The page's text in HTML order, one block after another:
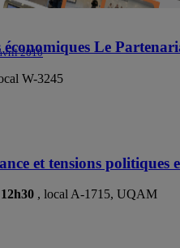
2010 Le
W-3245
et tensions politiques
, local A-1715, UQAM